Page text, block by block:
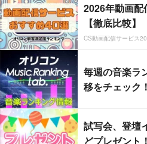
2026年動画配
【徹底比較】
CS動画配信サービス
毎週の音楽ラ
移をチェック！
試写会、登壇
どプレゼント！